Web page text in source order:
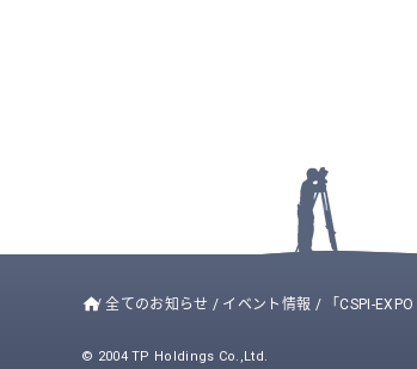
/全てのお知らせ / イベント情報 / 「CSPI-
© 2004 TP Holdings Co.,Ltd.